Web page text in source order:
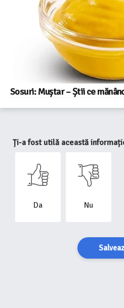
Sosuri: Muștar – Știi ce
Ți-a fost utilă această
Da Nu